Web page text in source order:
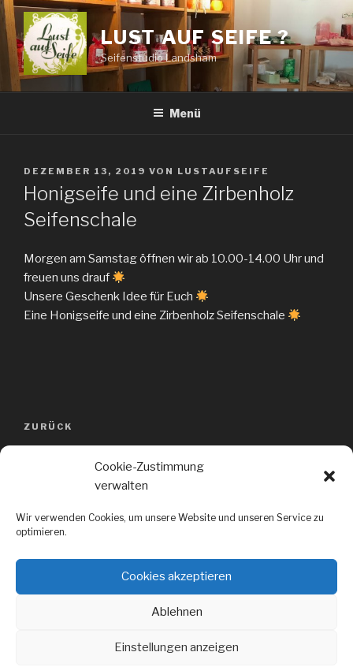
Cookie-Zustimmung
verwalten
Wir verwenden Cookies, um unsere Website und unseren Service zu
optimieren.
Cookies akzeptieren
Ablehnen
Einstellungen anzeigen
Zum
Inhalt
springen
LUST AUF SEIFE ?
Seifenstudio Landsham
Menü
VERÖFFENTLICHT
AM
DEZEMBER 13, 2019 VON LUSTAUFSEIFE
Honigseife und eine Zirbenholz
Seifenschale
Morgen am Samstag öffnen wir ab 10.00-14.00 Uhr und
freuen uns drauf
Unsere Geschenk Idee für Euch
Eine Honigseife und eine Zirbenholz Seifenschale
Beitragsnavigation
Vorheriger
Beitrag
ZURÜCK
Vielen Dank für das schöne Jahr